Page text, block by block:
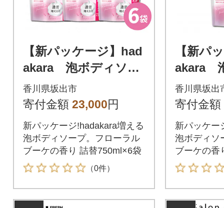
【新パッケージ】had
akara 泡ボディソー
プ フローラルブー
ケの香り 詰替750ml
香川県坂出市
寄付金額 23,000円
新パッケージ!hadakara増える
泡ボディソープ。フローラル
ブーケの香り 詰替750ml×6袋
（0件）
【新パ
akara
プ フロ
ケの香
香川県坂出
寄付金額
新パッケー
泡ボディソ
ブーケの香